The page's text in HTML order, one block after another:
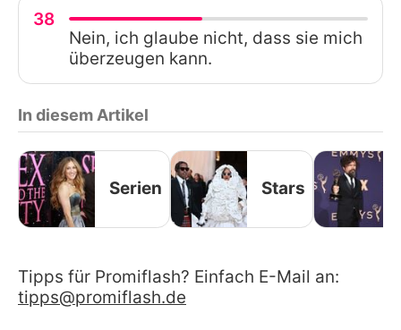
38
Nein, ich glaube nicht, dass sie mich
überzeugen kann.
In diesem Artikel
Serien Stars
Tipps für Promiflash? Einfach E-Mail an:
tipps@promiflash.de